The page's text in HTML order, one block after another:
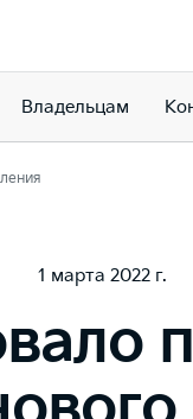
Владельцам
1 марта 2022 г.